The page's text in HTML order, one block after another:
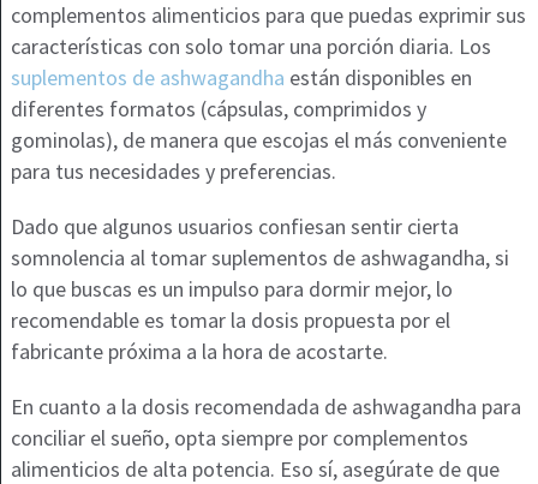
complementos alimenticios para que puedas exprimir sus
características con solo tomar una porción diaria. Los
suplementos de ashwagandha están disponibles en
diferentes formatos (cápsulas, comprimidos y
gominolas), de manera que escojas el más conveniente
para tus necesidades y preferencias.
Dado que algunos usuarios confiesan sentir cierta
somnolencia al tomar suplementos de ashwagandha, si
lo que buscas es un impulso para dormir mejor, lo
recomendable es tomar la dosis propuesta por el
fabricante próxima a la hora de acostarte.
En cuanto a la dosis recomendada de ashwagandha para
conciliar el sueño, opta siempre por complementos
alimenticios de alta potencia. Eso sí, asegúrate de que